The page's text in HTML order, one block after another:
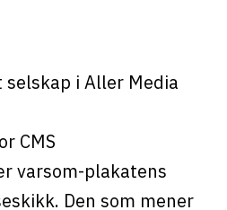
i Aller Media
CMS
varsom-plakatens
Den som mener